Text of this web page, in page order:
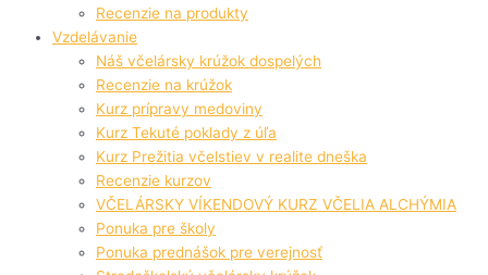
Recenzie na produkty
Vzdelávanie
Náš včelársky krúžok dospelých
Recenzie na krúžok
Kurz prípravy medoviny
Kurz Tekuté poklady z úľa
Kurz Prežitia včelstiev v realite dneška
Recenzie kurzov
VČELÁRSKY VÍKENDOVÝ KURZ VČELIA ALCHÝMIA
Ponuka pre školy
Ponuka prednášok pre verejnosť